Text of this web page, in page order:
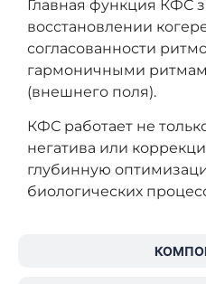
Главная функция КФС
восстановлении
согласованности
гармоничными
(внешнего поля).
КФС работает не
негатива или
глубинную
биологических